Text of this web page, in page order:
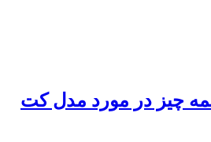
چیز در مورد مدل کت